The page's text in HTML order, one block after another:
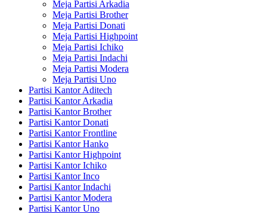
Meja Partisi Arkadia
Meja Partisi Brother
Meja Partisi Donati
Meja Partisi Highpoint
Meja Partisi Ichiko
Meja Partisi Indachi
Meja Partisi Modera
Meja Partisi Uno
Partisi Kantor Aditech
Partisi Kantor Arkadia
Partisi Kantor Brother
Partisi Kantor Donati
Partisi Kantor Frontline
Partisi Kantor Hanko
Partisi Kantor Highpoint
Partisi Kantor Ichiko
Partisi Kantor Inco
Partisi Kantor Indachi
Partisi Kantor Modera
Partisi Kantor Uno